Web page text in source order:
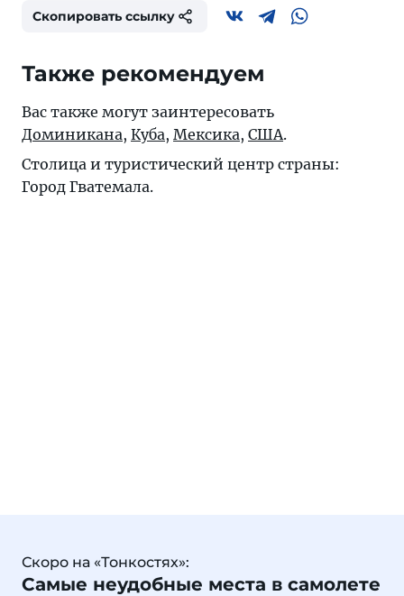
Скопировать ссылку
Также рекомендуем
Вас также могут заинтересовать
Доминикана, Куба, Мексика, США.
Столица и туристический центр страны:
Город Гватемала.
Скоро на «Тонкостях»:
Самые неудобные места в самолете